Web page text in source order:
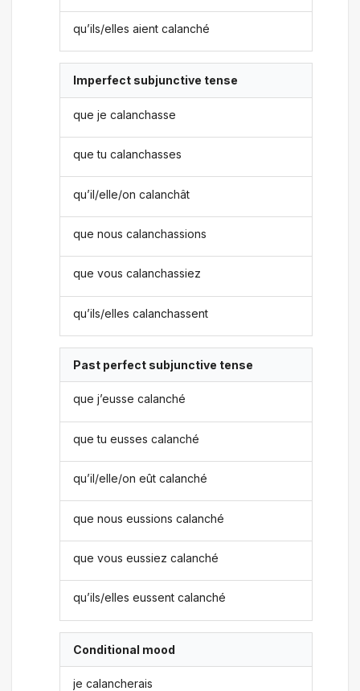
qu’ils/elles aient calanché
Imperfect subjunctive tense
que je calanchasse
que tu calanchasses
qu’il/elle/on calanchât
que nous calanchassions
que vous calanchassiez
qu’ils/elles calanchassent
Past perfect subjunctive tense
que j’eusse calanché
que tu eusses calanché
qu’il/elle/on eût calanché
que nous eussions calanché
que vous eussiez calanché
qu’ils/elles eussent calanché
Conditional mood
je calancherais